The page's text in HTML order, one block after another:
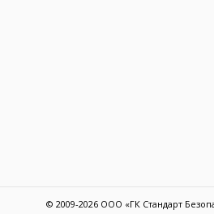
© 2009-2026 ООО «ГК Стандарт